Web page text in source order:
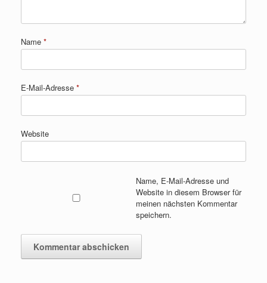
Name *
E-Mail-Adresse *
Website
Name, E-Mail-Adresse und
Website in diesem Browser für
meinen nächsten Kommentar
speichern.